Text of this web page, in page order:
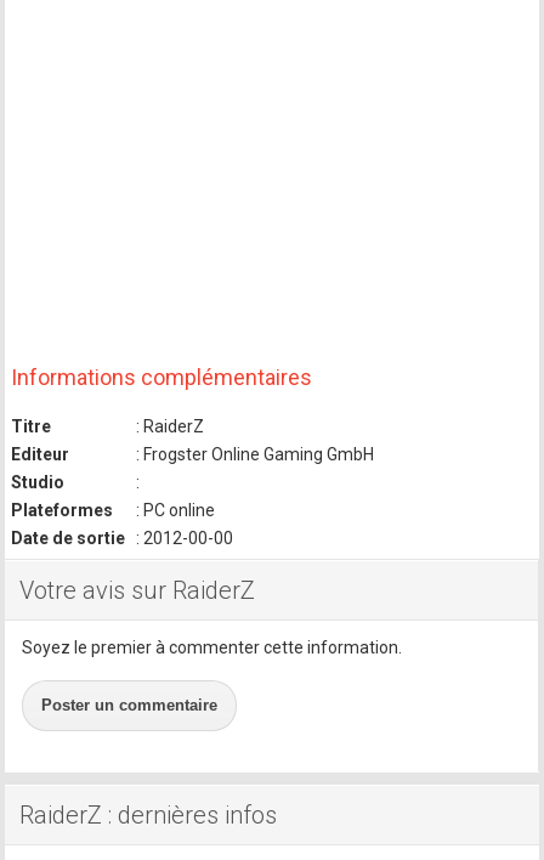
Informations complémentaires
Titre
: RaiderZ
Editeur
: Frogster Online Gaming GmbH
Studio
:
Plateformes
: PC online
Date de sortie
: 2012-00-00
Votre avis sur RaiderZ
Soyez le premier à commenter cette information.
Poster un commentaire
RaiderZ : dernières infos